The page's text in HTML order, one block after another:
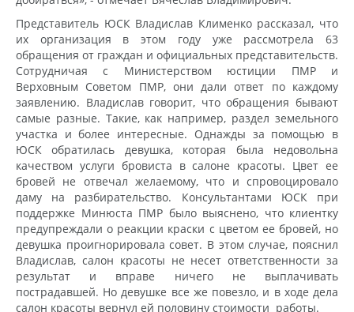
Представитель ЮСК Владислав Клименко рассказал, что
их организация в этом году уже рассмотрела 63
обращения от граждан и официальных представительств.
Сотрудничая с Министерством юстиции ПМР и
Верховным Советом ПМР, они дали ответ по каждому
заявлению. Владислав говорит, что обращения бывают
самые разные. Такие, как например, раздел земельного
участка и более интересные. Однажды за помощью в
ЮСК обратилась девушка, которая была недовольна
качеством услуги бровиста в салоне красоты. Цвет ее
бровей не отвечал желаемому, что и спровоцировало
даму на разбирательство. Консультантами ЮСК при
поддержке Минюста ПМР было выяснено, что клиентку
предупреждали о реакции краски с цветом ее бровей, но
девушка проигнорировала совет. В этом случае, пояснил
Владислав, салон красоты не несет ответственности за
результат и вправе ничего не выплачивать
пострадавшей. Но девушке все же повезло, и в ходе дела
салон красоты вернул ей половину стоимости работы.